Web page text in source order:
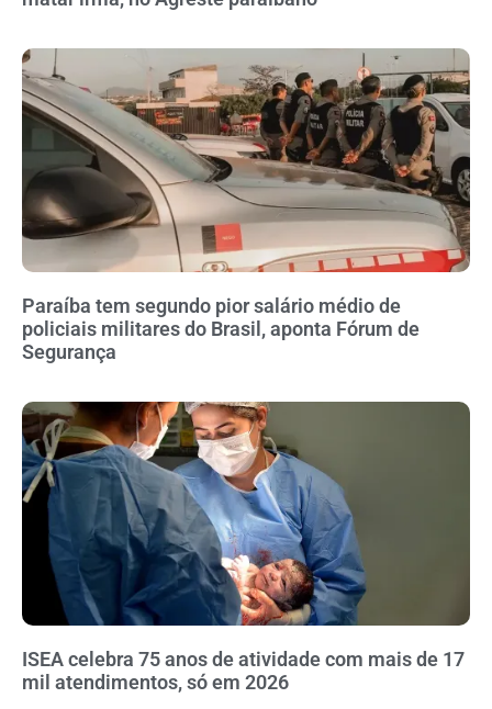
Paraíba tem segundo pior salário médio de
policiais militares do Brasil, aponta Fórum de
Segurança
ISEA celebra 75 anos de atividade com mais de 17
mil atendimentos, só em 2026